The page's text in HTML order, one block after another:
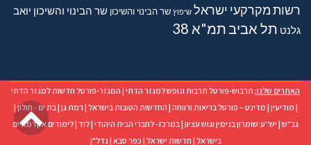
רשות מקרקעי ישראל שיפוץ שר הבינוי והשיכון שר הבינוי והשיכון יואב
גלנט תל אביבתמ"א 38
האתרים שלנו: תרבוש-פורטל תרבות ונופש למגזר הדתי | המגזר-פורטל חדשות למגזר הדתי
| מודיעין | מדינט – פורטל בריאות ורווחה | החדשות הטובות בישראל | רמת גן |בת ים - חולון|
גב"ש | יש''ע:שומרון בנימין וגוש עציון |במרכז- לחברי הבית היהודי |לוד |לימודים אקדמאיים
בישראל | חדשות ישראל | כפר סבא | נדל"ן